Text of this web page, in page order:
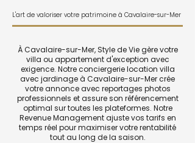
L'art de valoriser votre patrimoine à Cavalaire-sur-Mer
À Cavalaire-sur-Mer, Style de Vie gère votre
villa ou appartement d'exception avec
exigence. Notre conciergerie location villa
avec jardinage à Cavalaire-sur-Mer crée
votre annonce avec reportages photos
professionnels et assure son référencement
optimal sur toutes les plateformes. Notre
Revenue Management ajuste vos tarifs en
temps réel pour maximiser votre rentabilité
tout au long de la saison.